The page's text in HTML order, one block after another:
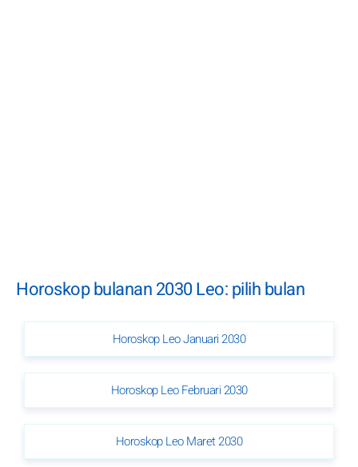
Horoskop bulanan 2030 Leo: pilih bulan
Horoskop Leo Januari 2030
Horoskop Leo Februari 2030
Horoskop Leo Maret 2030